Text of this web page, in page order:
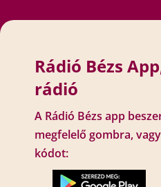
Rádió Bézs
rádió
A Rádió Bézs app
megfelelő gombra,
kódot: